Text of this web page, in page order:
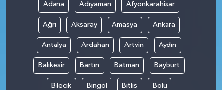
Adana Adıyaman Afyonkarahisar
Ağrı Aksaray Amasya Ankara
Antalya Ardahan Artvin Aydın
Balıkesir Bartın Batman Bayburt
Bilecik Bingöl Bitlis Bolu